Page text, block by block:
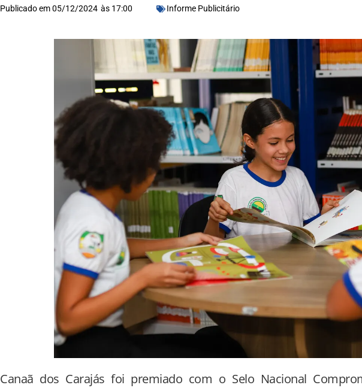
Publicado em05/12/2024 às 17:00 Informe Publicitário
Canaã dos Carajás foi premiado com o Selo Nacional